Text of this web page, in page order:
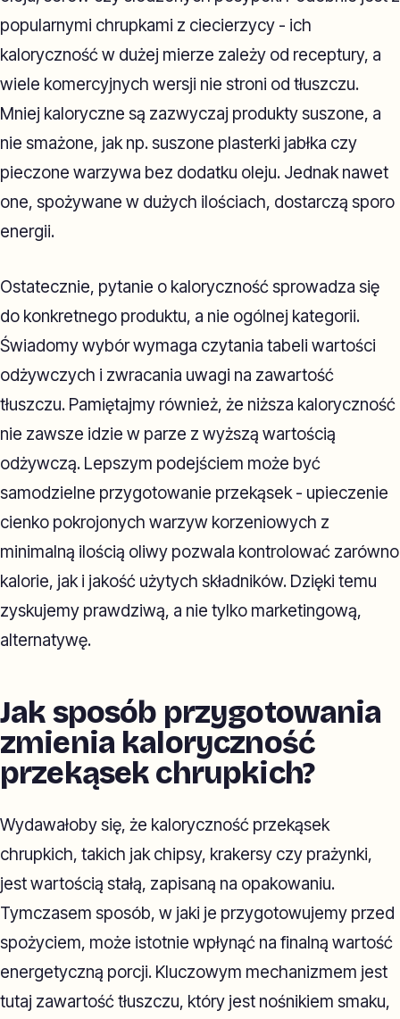
popularnymi chrupkami z ciecierzycy - ich
kaloryczność w dużej mierze zależy od receptury, a
wiele komercyjnych wersji nie stroni od tłuszczu.
Mniej kaloryczne są zazwyczaj produkty suszone, a
nie smażone, jak np. suszone plasterki jabłka czy
pieczone warzywa bez dodatku oleju. Jednak nawet
one, spożywane w dużych ilościach, dostarczą sporo
energii.
Ostatecznie, pytanie o kaloryczność sprowadza się
do konkretnego produktu, a nie ogólnej kategorii.
Świadomy wybór wymaga czytania tabeli wartości
odżywczych i zwracania uwagi na zawartość
tłuszczu. Pamiętajmy również, że niższa kaloryczność
nie zawsze idzie w parze z wyższą wartością
odżywczą. Lepszym podejściem może być
samodzielne przygotowanie przekąsek - upieczenie
cienko pokrojonych warzyw korzeniowych z
minimalną ilością oliwy pozwala kontrolować zarówno
kalorie, jak i jakość użytych składników. Dzięki temu
zyskujemy prawdziwą, a nie tylko marketingową,
alternatywę.
Jak sposób przygotowania
zmienia kaloryczność
przekąsek chrupkich?
Wydawałoby się, że kaloryczność przekąsek
chrupkich, takich jak chipsy, krakersy czy prażynki,
jest wartością stałą, zapisaną na opakowaniu.
Tymczasem sposób, w jaki je przygotowujemy przed
spożyciem, może istotnie wpłynąć na finalną wartość
energetyczną porcji. Kluczowym mechanizmem jest
tutaj zawartość tłuszczu, który jest nośnikiem smaku,